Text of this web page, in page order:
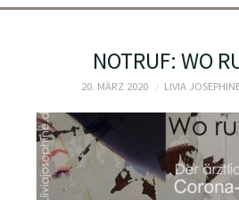
NOTRUF: WO
20. MÄRZ 2020 LIVIA